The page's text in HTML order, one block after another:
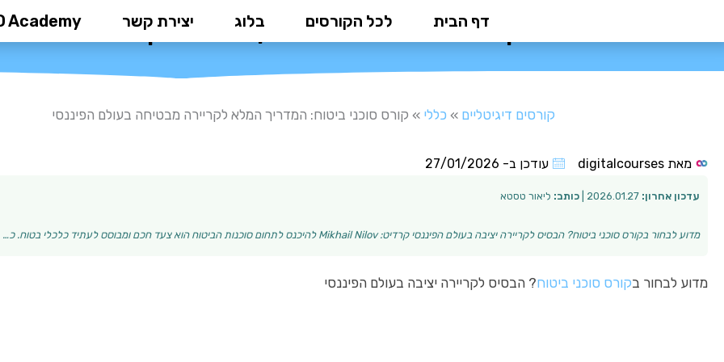
דף הבית לכל הקורסים בלוג יצירת קשר Academyקורס סוכני ביטוח: המדריך המלא לקריירה
קורסים דיגיטליים » כללי » קורס סוכני ביטוח: המדריך המלא לקריירה מבטיחה בעולם הפיננסי
מאת עודכן ב- 27/01/2026
עדכון אחרון: כותב: ליאור טסטא
מדוע לבחור בקורס סוכני ביטוח? הבסיס לקריירה יציבה בעולם הפיננסי קרדיט: Mikhail Nilov להיכנס לתחום סוכנות הביטוח הוא צעד חכם ומבוסס לעתיד כלכלי בטוח. כ…
מדוע לבחור בקורס סוכני ביטוח? הבסיס לקריירה יציבה בעולם הפיננסי